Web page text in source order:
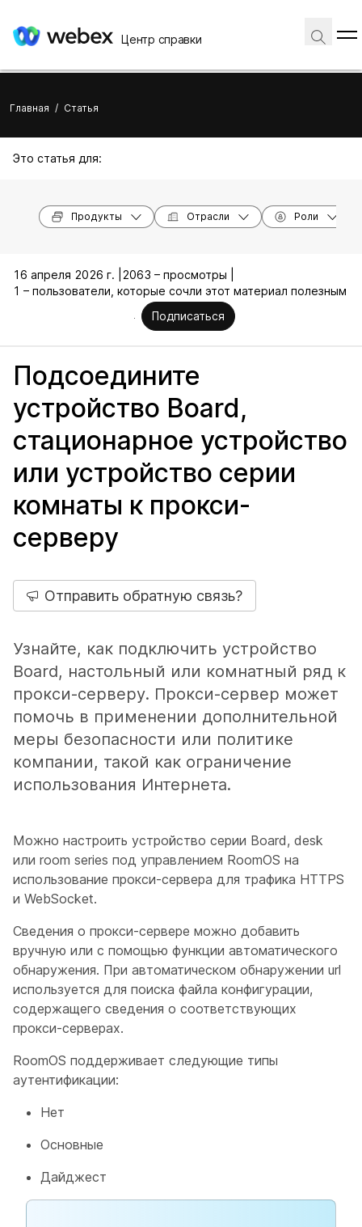
Центр справки
Главная / Статья
Это статья для:
Продукты Отрасли Роли
16 апреля 2026 г. |
2063 – просмотры |
1 – пользователи, которые сочли этот материал полезным
Подписаться
Подсоедините
устройство Board,
стационарное устройство
или устройство серии
комнаты к прокси-
серверу
Отправить обратную связь?
Узнайте, как подключить устройство
Board, настольный или комнатный ряд к
прокси-серверу. Прокси-сервер может
помочь в применении дополнительной
меры безопасности или политике
компании, такой как ограничение
использования Интернета.
Можно настроить устройство серии Board, desk
или room series под управлением RoomOS на
использование прокси-сервера для трафика HTTPS
и WebSocket.
Сведения о прокси-сервере можно добавить
вручную или с помощью функции автоматического
обнаружения. При автоматическом обнаружении url
используется для поиска файла конфигурации,
содержащего сведения о соответствующих
прокси-серверах.
RoomOS поддерживает следующие типы
аутентификации:
Нет
Основные
Дайджест